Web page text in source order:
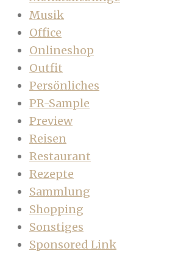
Musik
Office
Onlineshop
Outfit
Persönliches
PR-Sample
Preview
Reisen
Restaurant
Rezepte
Sammlung
Shopping
Sonstiges
Sponsored Link